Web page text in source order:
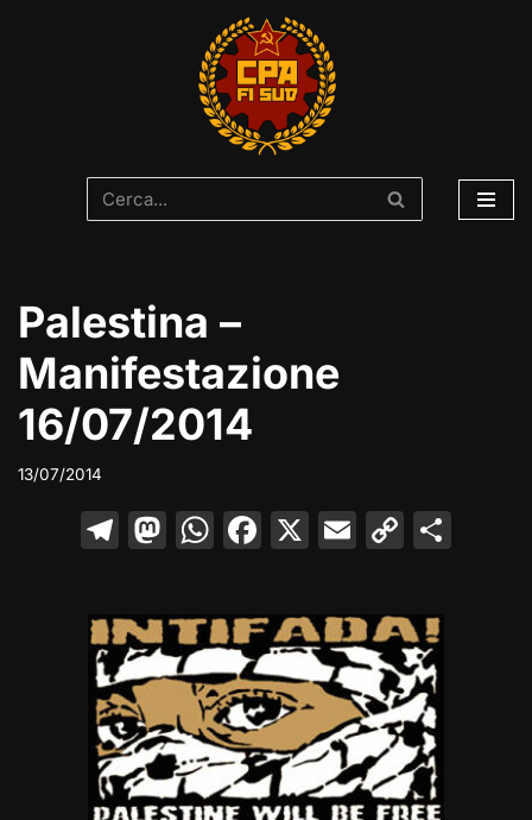
Palestina –
Manifestazione
16/07/2014
13/07/2014
T
e
gr
a
m
M
st
o
d
o
n
W
at
s
A
p
p
F
c
e
b
o
o
k
X E
ai
l
C
p
y
Li
n
k